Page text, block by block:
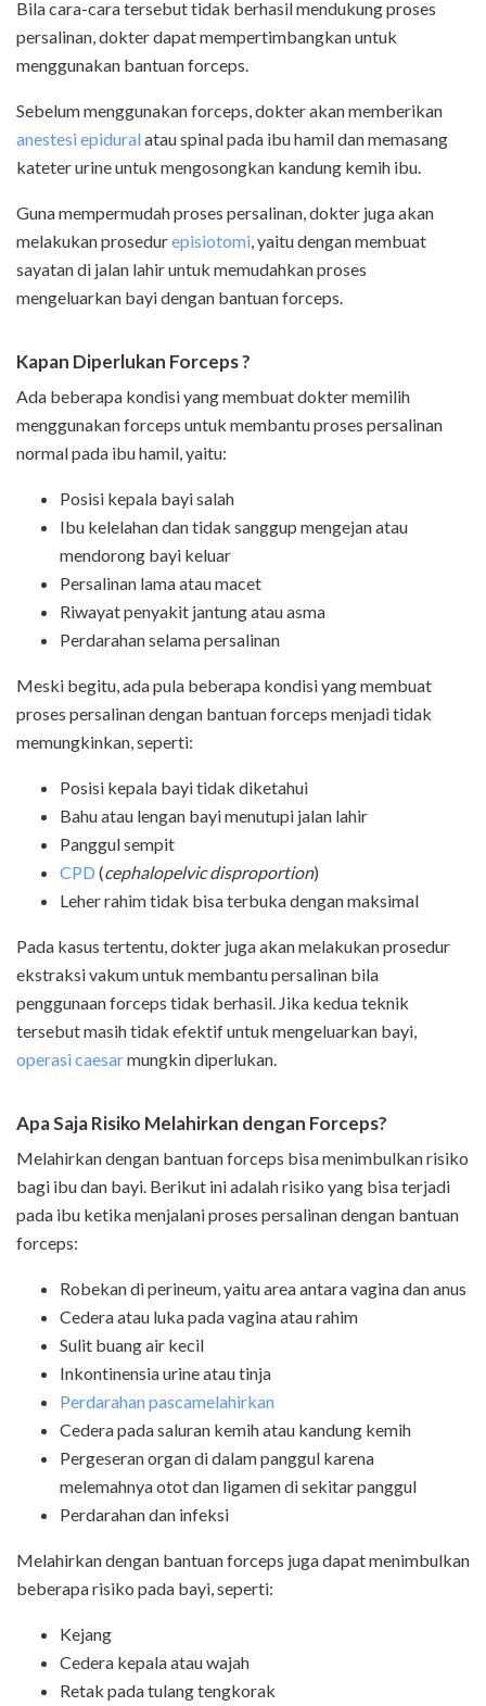
Bila cara-cara tersebut tidak berhasil mendukung proses
persalinan, dokter dapat mempertimbangkan untuk
menggunakan bantuan forceps.
Sebelum menggunakan forceps, dokter akan memberikan
anestesi epiduralatau spinal pada ibu hamil dan memasang
kateter urine untuk mengosongkan kandung kemih ibu.
Guna mempermudah proses persalinan, dokter juga akan
melakukan prosedurepisiotomi, yaitu dengan membuat
sayatan di jalan lahir untuk memudahkan proses
mengeluarkan bayi dengan bantuan forceps.
Kapan Diperlukan Forceps ?
Ada beberapa kondisi yang membuat dokter memilih
menggunakan forceps untuk membantu proses persalinan
normal pada ibu hamil, yaitu:
Posisi kepala bayi salah
Ibu kelelahan dan tidak sanggup mengejan atau
mendorong bayi keluar
Persalinan lama atau macet
Riwayat penyakit jantung atau asma
Perdarahan selama persalinan
Meski begitu, ada pula beberapa kondisi yang membuat
proses persalinan dengan bantuan forceps menjadi tidak
memungkinkan, seperti:
Posisi kepala bayi tidak diketahui
Bahu atau lengan bayi menutupi jalan lahir
Panggul sempit
CPD (cephalopelvic disproportion)
Leher rahim tidak bisa terbuka dengan maksimal
Pada kasus tertentu, dokter juga akan melakukan prosedur
ekstraksi vakum untuk membantu persalinan bila
penggunaan forceps tidak berhasil. Jika kedua teknik
tersebut masih tidak efektif untuk mengeluarkan bayi,
operasi caesarmungkin diperlukan.
Apa Saja Risiko Melahirkan dengan Forceps?
Melahirkan dengan bantuan forceps bisa menimbulkan risiko
bagi ibu dan bayi. Berikut ini adalah risiko yang bisa terjadi
pada ibu ketika menjalani proses persalinan dengan bantuan
forceps:
Robekan di perineum, yaitu area antara vagina dan anus
Cedera atau luka pada vagina atau rahim
Sulit buang air kecil
Inkontinensia urine atau tinja
Perdarahan pascamelahirkan
Cedera pada saluran kemih atau kandung kemih
Pergeseran organ di dalam panggul karena
melemahnya otot dan ligamen di sekitar panggul
Perdarahan dan infeksi
Melahirkan dengan bantuan forceps juga dapat menimbulkan
beberapa risiko pada bayi, seperti:
Kejang
Cedera kepala atau wajah
Retak pada tulang tengkorak